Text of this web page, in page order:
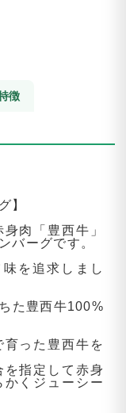
徴
】
肉「豊西牛」
バーグです。
を追求しまし
た豊西牛100%
った豊西牛を
指定して赤身
かくジューシー